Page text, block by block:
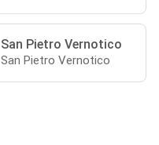
San Pietro Vernotico
San Pietro Vernotico